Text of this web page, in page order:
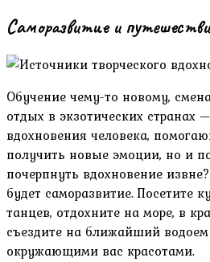
Саморазвитие и
Обучение чему-то новому,
отдых в экзотических странах
вдохновения человека,
получить новые эмоции, но и
почерпнуть вдохновение
будет саморазвитие. Посетите
танцев, отдохните на море, в
съездите на ближайший водоем
окружающими вас красотами.